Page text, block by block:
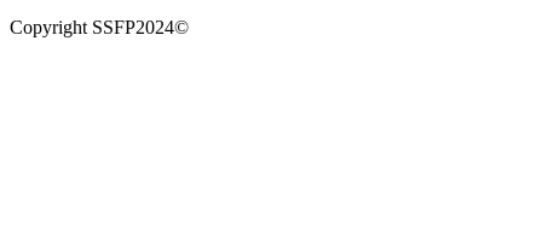
Copyright SSFP2024©